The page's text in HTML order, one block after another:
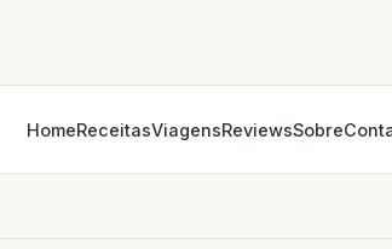
HomeReceitasViagensReviewsSobre